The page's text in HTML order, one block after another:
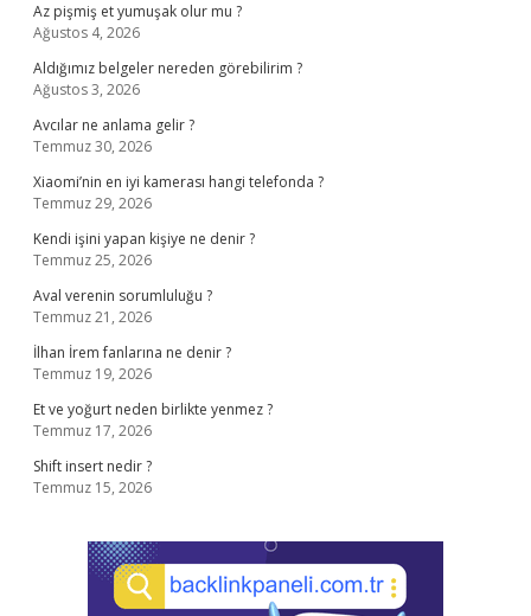
Az pişmiş et yumuşak olur mu ?
Ağustos 4, 2026
Aldığımız belgeler nereden görebilirim ?
Ağustos 3, 2026
Avcılar ne anlama gelir ?
Temmuz 30, 2026
Xiaomi’nin en iyi kamerası hangi telefonda ?
Temmuz 29, 2026
Kendi işini yapan kişiye ne denir ?
Temmuz 25, 2026
Aval verenin sorumluluğu ?
Temmuz 21, 2026
İlhan İrem fanlarına ne denir ?
Temmuz 19, 2026
Et ve yoğurt neden birlikte yenmez ?
Temmuz 17, 2026
Shift insert nedir ?
Temmuz 15, 2026